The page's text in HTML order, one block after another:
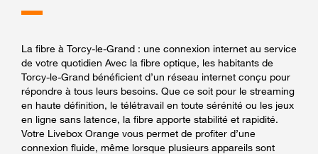
La fibre à Torcy-le-Grand : une connexion internet au service
de votre quotidien Avec la fibre optique, les habitants de
Torcy-le-Grand bénéficient d’un réseau internet conçu pour
répondre à tous leurs besoins. Que ce soit pour le streaming
en haute définition, le télétravail en toute sérénité ou les jeux
en ligne sans latence, la fibre apporte stabilité et rapidité.
Votre Livebox Orange vous permet de profiter d’une
connexion fluide, même lorsque plusieurs appareils sont